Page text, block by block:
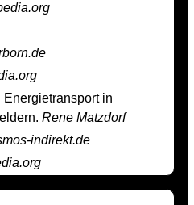
Energietransport in
Rene Matzdorf
indirekt.de